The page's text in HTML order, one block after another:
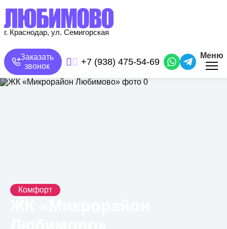
основному
содержанию
г. Краснодар, ул. Семигорская
Заказать
звонок
+7 (938) 475-54-69
Меню
Комфорт